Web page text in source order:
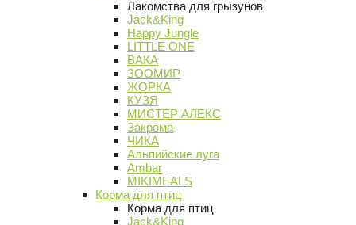
Лакомства для грызунов
Jack&King
Happy Jungle
LITTLE ONE
ВАКА
ЗООМИР
ЖОРКА
КУЗЯ
МИСТЕР АЛЕКС
Закрома
ЧИКА
Альпийские луга
Ambar
MIKIMEALS
Корма для птиц
Корма для птиц
Jack&King